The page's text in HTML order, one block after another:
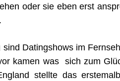
oder sie eben erst
Datingshows im
kamen was sich zum
stellte das